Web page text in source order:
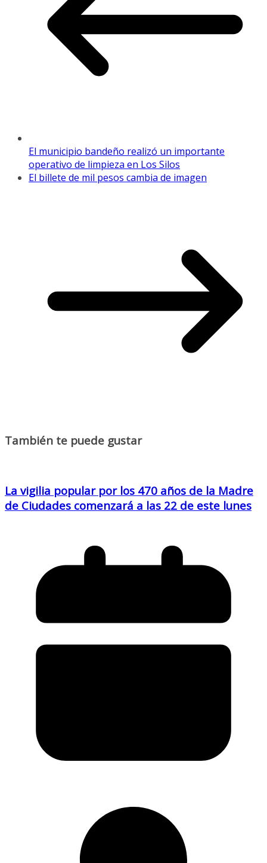
El municipio bandeño realizó un importante
operativo de limpieza en Los Silos
El billete de mil pesos cambia de imagen
También te puede gustar
La vigilia popular por los 470 años de la Madre
de Ciudades comenzará a las 22 de este lunes